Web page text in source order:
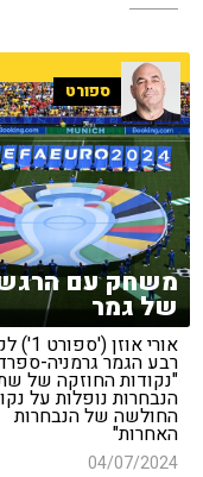
ספורט
משחק עם
של גמר
אורי אוזן
רבע הגמר גרמניה-
"נקודות החוזקה של
הנבחרות נופלות על
החולשה של הנבחרות
האחרות"
04/07/2024